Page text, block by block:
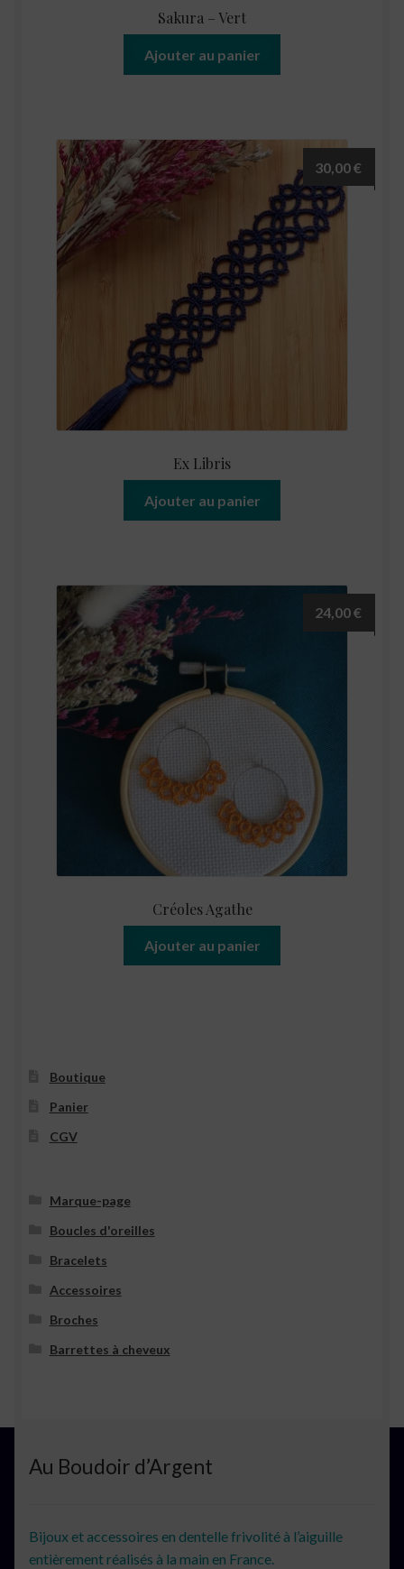
Sakura – Vert
Ajouter au panier
Ex Libris
30,00€
Ajouter au panier
Créoles Agathe
24,00€
Ajouter au panier
Boutique
Panier
CGV
Marque-page
Boucles d'oreilles
Bracelets
Accessoires
Broches
Barrettes à cheveux
Au Boudoir d’Argent
Bijoux et accessoires en dentelle frivolité à l’aiguille
entièrement réalisés à la main en France.